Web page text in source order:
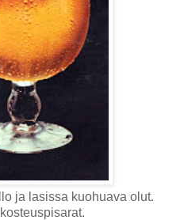
ja lasissa kuohuava olut.